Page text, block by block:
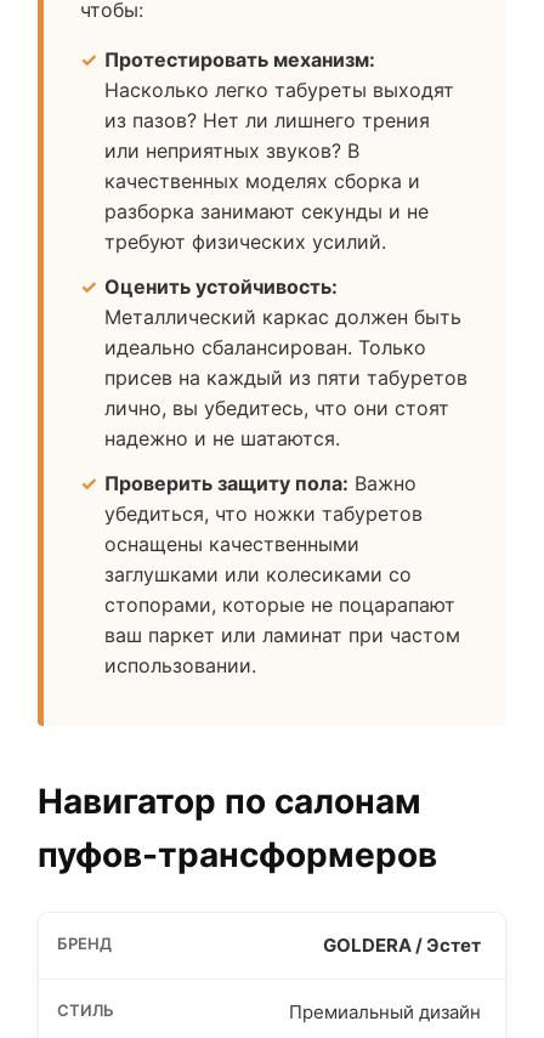
чтобы:
Протестировать механизм:
Насколько легко табуреты выходят
из пазов? Нет ли лишнего трения
или неприятных звуков? В
качественных моделях сборка и
разборка занимают секунды и не
требуют физических усилий.
Оценить устойчивость:
Металлический каркас должен быть
идеально сбалансирован. Только
присев на каждый из пяти табуретов
лично, вы убедитесь, что они стоят
надежно и не шатаются.
Проверить защиту пола: Важно
убедиться, что ножки табуретов
оснащены качественными
заглушками или колесиками со
стопорами, которые не поцарапают
ваш паркет или ламинат при частом
использовании.
Навигатор по салонам
пуфов-трансформеров
GOLDERA / Эстет
Премиальный дизайн